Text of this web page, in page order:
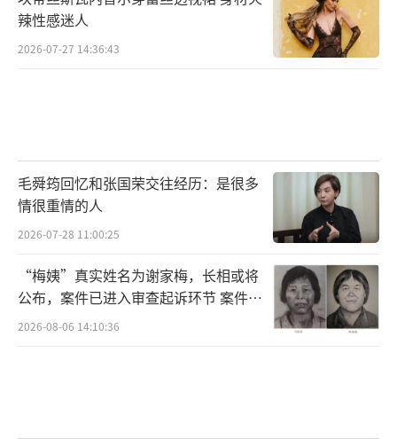
他为毕超“操碎了心”；周大勇饰演的老大手
拿武器气势汹汹，不免让人思索他们三兄弟与
悉数亮相，喜剧风格各异的他们“尽出其
招”，演绎人生百态，密集输出笑点。同时影
片也巧借喜剧的表达方式，将“倒霉蛋”毕超
在失意中实现蜕变成长，赢回自己的故事轻松
呈现，让大家在收获欢声笑语的同时，感受影
片传递的温暖能量。《大“反”派》今日已开
启预售，购票看暴打反派，全员喜剧人陪
辣性感迷人
2026-07-27 14:36:43
毛舜筠回忆和张国荣交往经历：是很多
情很重情的人
2026-07-28 11:00:25
“梅姨”真实姓名为谢家梅，长相或将
公布，案件已进入审查起诉环节 案件迎
来新进展
2026-08-06 14:10:36